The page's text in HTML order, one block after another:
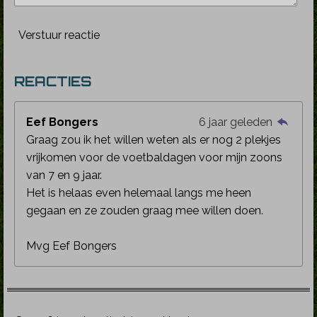
Verstuur reactie
REACTIES
Eef Bongers
6 jaar geleden
Graag zou ik het willen weten als er nog 2 plekjes
vrijkomen voor de voetbaldagen voor mijn zoons
van 7 en 9 jaar.
Het is helaas even helemaal langs me heen
gegaan en ze zouden graag mee willen doen.
Mvg Eef Bongers